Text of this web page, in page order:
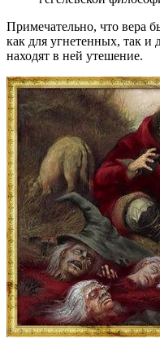
Примечательно, что вера
как для угнетенных, так и
находят в ней утешение.